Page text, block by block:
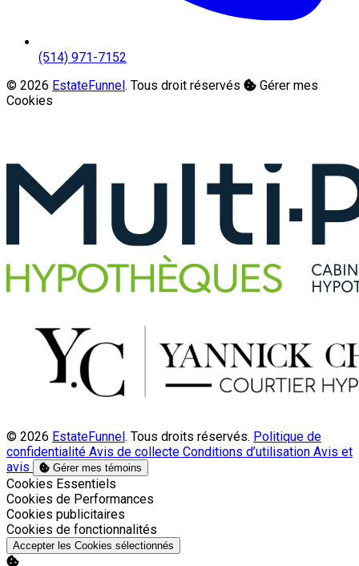
(514) 971-7152
© 2026 EstateFunnel . Tous droit réservés
Gérer mes
Cookies
© 2026 EstateFunnel. Tous droits réservés. Politique de
confidentialité Avis de collecte Conditions d’utilisation Avis et
avis
Gérer mes témoins
Activer
Cookies Essentiels
Activer
Cookies de Performances
Activer
Cookies publicitaires
Activer
Cookies de fonctionnalités
Accepter les Cookies sélectionnés